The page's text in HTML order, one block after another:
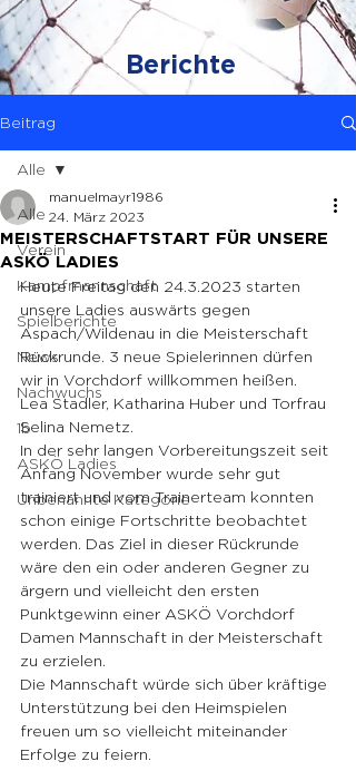
Berichte
Beitrag
Alle
Verein
Kampfmannschaft
Spielberichte
News
Nachwuchs
1b
ASKÖ Ladies
Unbenannte Kategorie
Alle
MEISTERSCHAFTSTART FÜR UNSERE
ASKÖ LADIES
manuelmayr1986
24. März 2023
Heute Freitag den 24.3.2023 starten
unsere Ladies auswärts gegen
Aspach/Wildenau in die Meisterschaft
Rückrunde. 3 neue Spielerinnen dürfen
wir in Vorchdorf willkommen heißen.
Lea Stadler, Katharina Huber und Torfrau
Selina Nemetz.
In der sehr langen Vorbereitungszeit seit
Anfang November wurde sehr gut
trainiert und vom Trainerteam konnten
schon einige Fortschritte beobachtet
werden. Das Ziel in dieser Rückrunde
wäre den ein oder anderen Gegner zu
ärgern und vielleicht den ersten
Punktgewinn einer ASKÖ Vorchdorf
Damen Mannschaft in der Meisterschaft
zu erzielen.
Die Mannschaft würde sich über kräftige
Unterstützung bei den Heimspielen
freuen um so vielleicht miteinander
Erfolge zu feiern.